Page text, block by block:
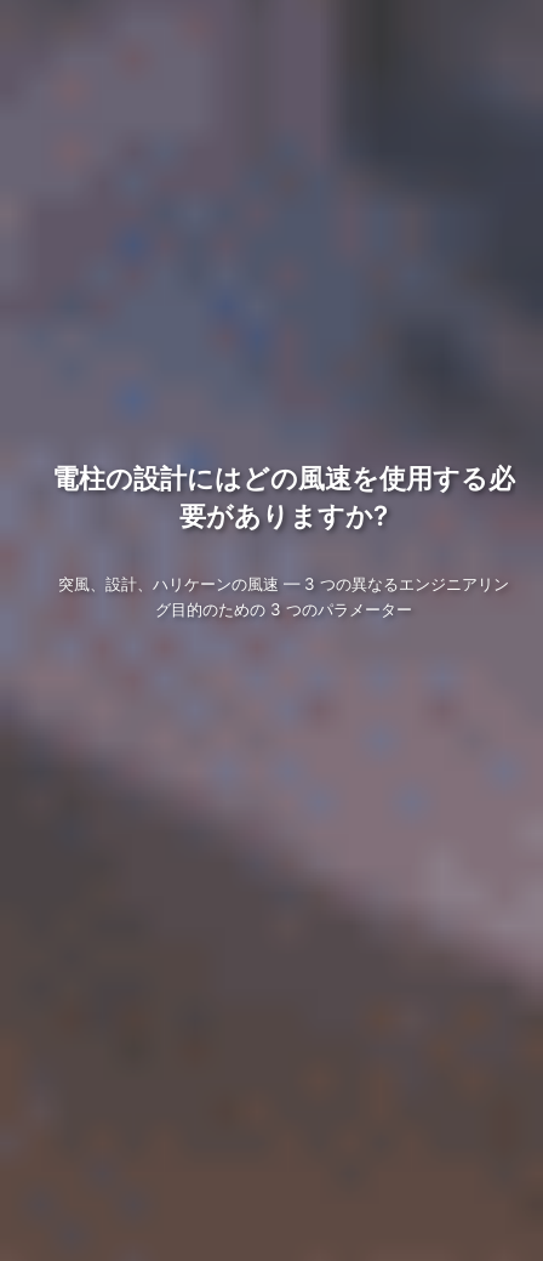
電柱の設計にはどの風速を使用する必
要がありますか?
突風、設計、ハリケーンの風速 — 3 つの異なるエンジニアリン
グ目的のための 3 つのパラメーター